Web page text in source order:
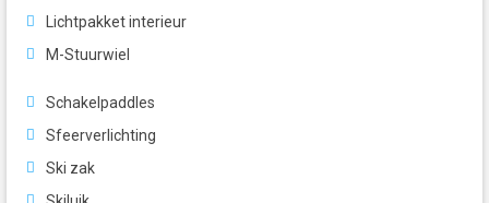
Lichtpakket interieur
M-Stuurwiel
Schakelpaddles
Sfeerverlichting
Ski zak